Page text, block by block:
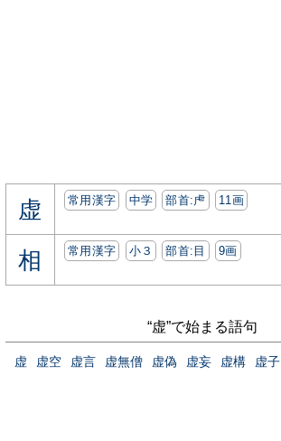
虚 常用漢字 中学 部首:⾌ 11画
相 常用漢字 小３ 部首:⽬ 9画
“虚”で始まる語句
虚 虚空 虚言 虚無僧 虚偽 虚妄 虚構 虚子